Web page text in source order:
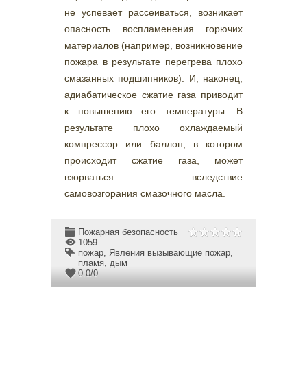
не успевает рассеиваться, возникает
опасность воспламенения горючих
материалов (например, возникновение
пожара в результате перегрева плохо
смазанных подшипников). И, наконец,
адиабатическое сжатие газа приводит
к повышению его температуры. В
результате плохо охлаждаемый
компрессор или баллон, в котором
происходит сжатие газа, может
взорваться вследствие
самовозгорания смазочного масла.
Пожарная безопасность
1059
пожар, Явления вызывающие пожар,
пламя, дым
0.0/0